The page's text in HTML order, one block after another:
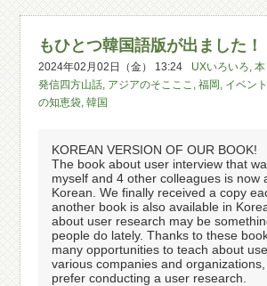
もひとつ韓国語版が出ました！
2024年02月02日（金） 13:24 UXいろいろ,
発信四方山話, アジアのそこここ ,福岡 , イベン
の知恵袋,韓国
KOREAN VERSION OF OUR BOOK!
The book about user interview that
myself and 4 other colleagues is now
Korean. We finally received a copy
another book is also available in
about user research may be
people do lately. Thanks to these
many opportunities to teach about
various companies and
prefer conducting a user research.